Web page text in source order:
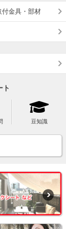
付金具・部材
ト
豆知識